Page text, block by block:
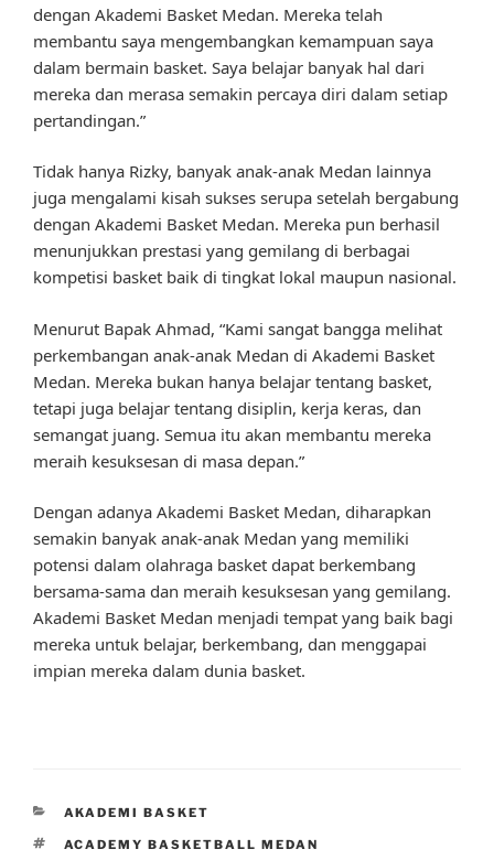
dengan Akademi Basket Medan. Mereka telah
membantu saya mengembangkan kemampuan saya
dalam bermain basket. Saya belajar banyak hal dari
mereka dan merasa semakin percaya diri dalam setiap
pertandingan.”
Tidak hanya Rizky, banyak anak-anak Medan lainnya
juga mengalami kisah sukses serupa setelah bergabung
dengan Akademi Basket Medan. Mereka pun berhasil
menunjukkan prestasi yang gemilang di berbagai
kompetisi basket baik di tingkat lokal maupun nasional.
Menurut Bapak Ahmad, “Kami sangat bangga melihat
perkembangan anak-anak Medan di Akademi Basket
Medan. Mereka bukan hanya belajar tentang basket,
tetapi juga belajar tentang disiplin, kerja keras, dan
semangat juang. Semua itu akan membantu mereka
meraih kesuksesan di masa depan.”
Dengan adanya Akademi Basket Medan, diharapkan
semakin banyak anak-anak Medan yang memiliki
potensi dalam olahraga basket dapat berkembang
bersama-sama dan meraih kesuksesan yang gemilang.
Akademi Basket Medan menjadi tempat yang baik bagi
mereka untuk belajar, berkembang, dan menggapai
impian mereka dalam dunia basket.
CATEGORIES
AKADEMI BASKET
TAGS
ACADEMY BASKETBALL MEDAN